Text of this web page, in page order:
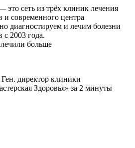
это сеть из трёх клиник лечения
и современного центра
диагностируем и лечим болезни
с 2003 года.
больше
Ген. директор клиники
Здоровья» за 2 минуты